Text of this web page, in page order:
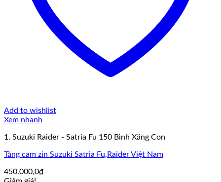
Add to wishlist
Xem nhanh
1. Suzuki Raider - Satria Fu 150 Bình Xăng Con
Tăng cam zin Suzuki Satria Fu,Raider Việt Nam
450.000,0₫